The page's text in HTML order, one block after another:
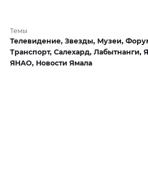
Темы
Телевидение, Звезды, Музеи,
Транспорт, Салехард, Лабытнанги,
ЯНАО, Новости Ямала